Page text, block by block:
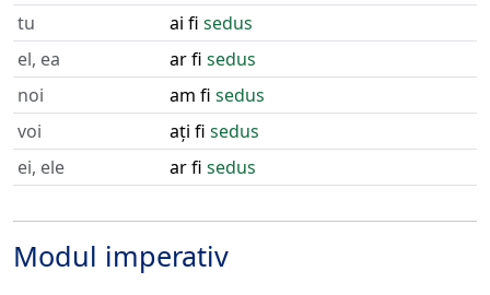
tu
ai fi sedus
el, ea
ar fi sedus
noi
am fi sedus
voi
ați fi sedus
ei, ele
ar fi sedus
Modul imperativ